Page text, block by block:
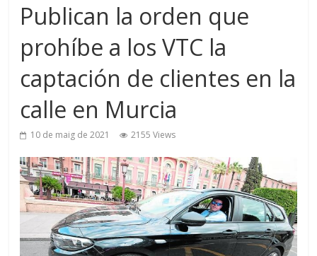
Publican la orden que
prohíbe a los VTC la
captación de clientes en la
calle en Murcia
10 de maig de 2021 2155 Views